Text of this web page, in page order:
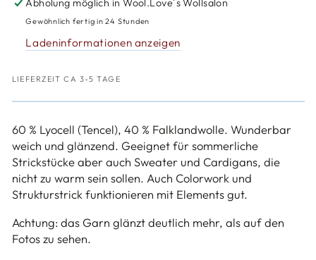
Yorkshire
Elements
Yorkshire
Elements
Abholung möglich inWool.Love´s Wollsalon
Gewöhnlich fertig in 24 Stunden
Ladeninformationen anzeigen
LIEFERZEIT CA 3-5 TAGE
60 % Lyocell (Tencel), 40 % Falklandwolle. Wunderbar
weich und glänzend. Geeignet für sommerliche
Strickstücke aber auch Sweater und Cardigans, die
nicht zu warm sein sollen. Auch Colorwork und
Strukturstrick funktionieren mit Elements gut.
Achtung: das Garn glänzt deutlich mehr, als auf den
Fotos zu sehen.